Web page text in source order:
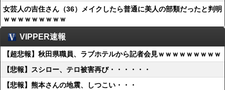
女芸人の吉住さん（36）メイクしたら普通に美人の部類だったと判明
ｗｗｗｗｗｗｗｗｗ
VIPPER速報
【超悲報】秋田県職員、ラブホテルから記者会見ｗｗｗｗｗｗｗｗｗ
【悲報】スシロー、テロ被害再び・・・・・・
【悲報】熊本さんの地震、しつこい・・・